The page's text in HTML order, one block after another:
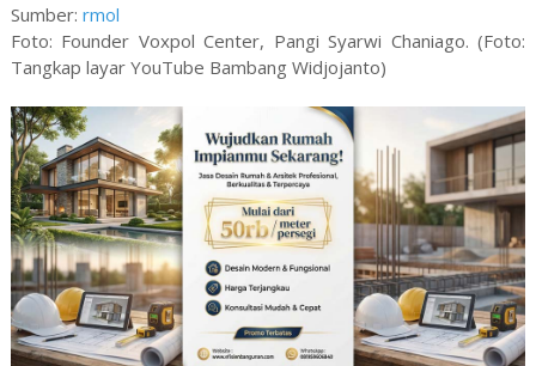
Sumber: rmol
Foto: Founder Voxpol Center, Pangi Syarwi Chaniago. (Foto:
Tangkap layar YouTube Bambang Widjojanto)